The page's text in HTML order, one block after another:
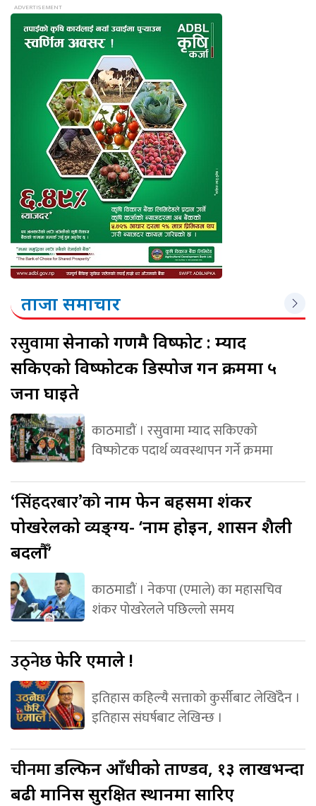
ताजा समाचार
रसुवामासेनाको गणमै विष्फोट : म्याद
सकिएको विष्फोटक डिस्पोज गर्ने क्रममा ५
जना घाइते
काठमाडौं । रसुवामा म्याद सकिएको
विष्फोटक पदार्थ व्यवस्थापन गर्ने क्रममा
‘सिंहदरबार’कोनाम फेर्ने बहसमा शंकर
पोखरेलको व्यङ्ग्य- ‘नाम होइन, शासन शैली
बदलौँ’
काठमाडौं । नेकपा (एमाले) का महासचिव
शंकर पोखरेलले पछिल्लो समय
उठ्नेछफेरि एमाले !
इतिहास कहिल्यै सत्ताको कुर्सीबाट लेखिँदैन ।
इतिहास संघर्षबाट लेखिन्छ ।
चीनमाडल्फिन आँधीको ताण्डव, १३ लाखभन्दा
बढी मानिस सुरक्षित स्थानमा सारिए